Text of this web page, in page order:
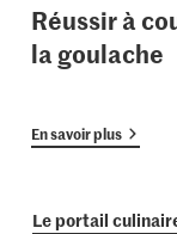
Réussir à
la goulache
En savoir plus
Le portail